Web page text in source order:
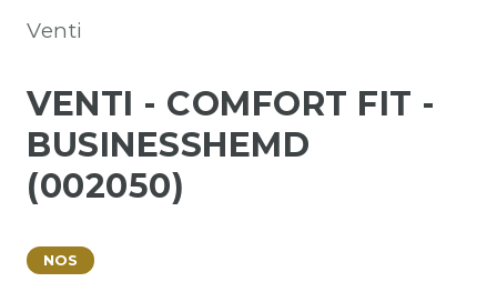
Venti
VENTI - COMFORT FIT -
BUSINESSHEMD
(002050)
NOS